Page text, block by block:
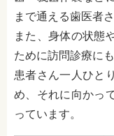
まで通える歯医者さ
また、身体の状態
ために訪問診療に
患者さん一人ひと
め、それに向かっ
っています。